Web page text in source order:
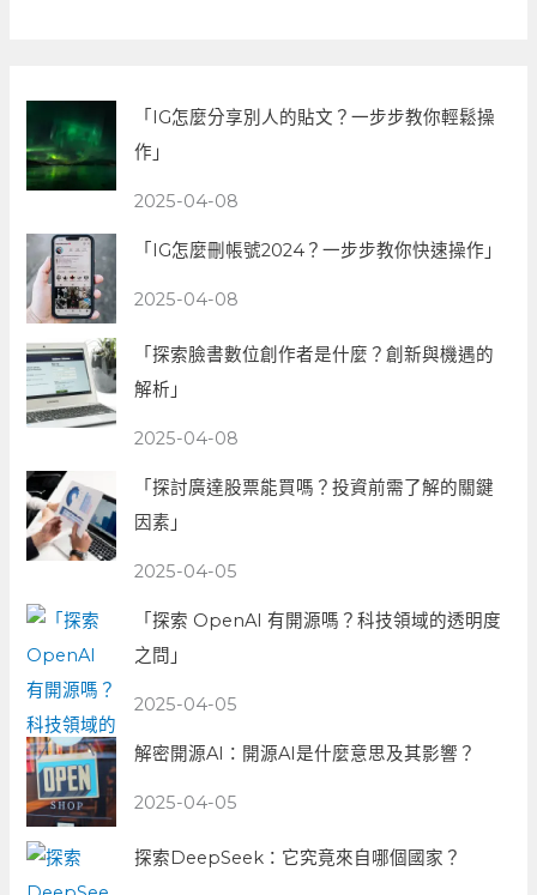
「IG怎麼分享別人的貼文？一步步教你輕鬆操
作」
2025-04-08
「IG怎麼刪帳號2024？一步步教你快速操作」
2025-04-08
「探索臉書數位創作者是什麼？創新與機遇的
解析」
2025-04-08
「探討廣達股票能買嗎？投資前需了解的關鍵
因素」
2025-04-05
「探索 OpenAI 有開源嗎？科技領域的透明度
之問」
2025-04-05
解密開源AI：開源AI是什麼意思及其影響？
2025-04-05
探索DeepSeek：它究竟來自哪個國家？